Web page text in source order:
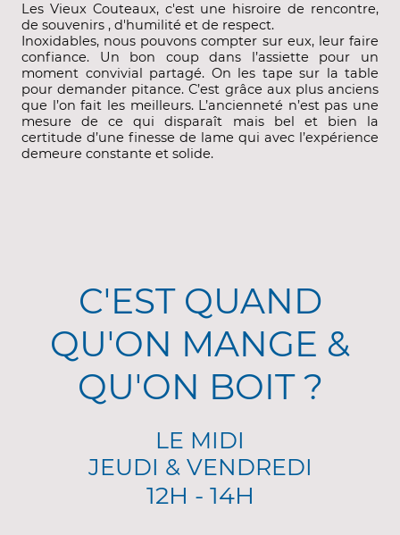
Les Vieux Couteaux, c'est une hisroire de rencontre,
de souvenirs , d'humilité et de respect.
Inoxidables, nous pouvons compter sur eux, leur faire
confiance. Un bon coup dans l’assiette pour un
moment convivial partagé. On les tape sur la table
pour demander pitance. C’est grâce aux plus anciens
que l’on fait les meilleurs. L’ancienneté n’est pas une
mesure de ce qui disparaît mais bel et bien la
certitude d’une finesse de lame qui avec l’expérience
demeure constante et solide.
C'EST QUAND
QU'ON MANGE &
QU'ON BOIT ?
LE MIDI
JEUDI & VENDREDI
12H - 14H